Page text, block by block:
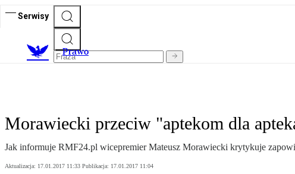
Serwisy
Prawo
Morawiecki przeciw "aptekom dla
Jak informuje RMF24.pl wicepremier Mateusz Morawiecki krytykuje
Aktualizacja: 17.01.2017 11:33 Publikacja: 17.01.2017 11:04